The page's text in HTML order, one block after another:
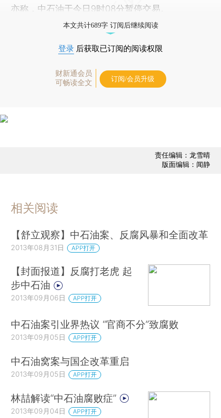
亦称，中石油于今日9时08分暂停交易。
本文共计689字 订阅后继续阅读
登录 后获取已订阅的阅读权限
财新通会员
可畅读全文
订阅/会员升级
责任编辑：龙雪晴
版面编辑：闻静
相关阅读
【舒立观察】中石油案、反腐风暴和全面改革
2013年08月31日 APP打开
【封面报道】反腐打老虎 起
步中石油
2013年09月06日 APP打开
中石油案引业界热议 “官商不分”致腐败
2013年09月05日 APP打开
中石油窝案与国企改革重启
2013年09月05日 APP打开
林喆解读“中石油腐败症”
2013年09月04日 APP打开